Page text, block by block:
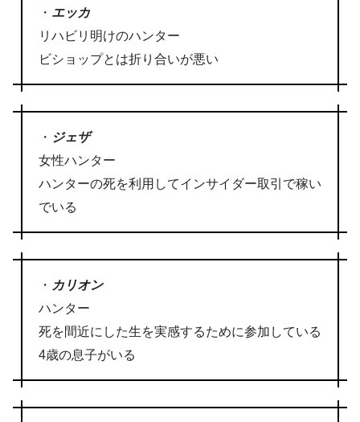
・ エッカ
リハビリ明けのハンター
ビショップとは折り合いが悪い
・ ジェザ
女性ハンター
ハンターの死を利用してインサイダー取引で稼い
でいる
・ カリオン
ハンター
死を間近にした生を実感するために参加している
4歳の息子がいる